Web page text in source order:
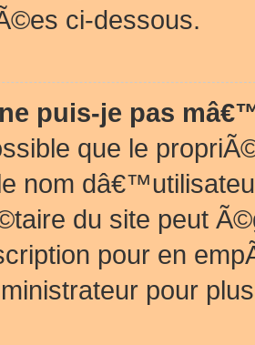
ci-dessous.
puis-je pas
que le
nom
du site peut
pour en
pour